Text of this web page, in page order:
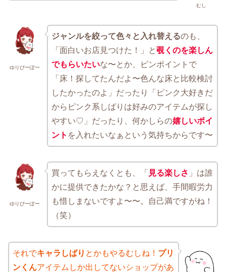
むし
ゆりぴーぽー
ジャンルを絞って色々と入れ替えるのも、
「面白いお店見つけた！」と覗くのを楽しん
でもらいたいな〜とか、ピンポイントで
「床！探してたんだよ〜色んな床と比較検討
したかったのよ」だったり「ピンク大好きだ
からピンク系しばりは好みのアイテムが探し
やすい♡」だったり、何かしらの嬉しいポイ
ント を入れたいなぁという気持ちからです〜
ゆりぴーぽー
買ってもらえなくとも、「 見る楽しさ 」は誰
かに提供できたかな？と思えば、手間暇労力
も惜しまないですよ〜〜。自己満ですがね！
（笑）
それでキャラしばり とかもやるむしね！ プリ
ンくんアイテムしか出してないショップがあ